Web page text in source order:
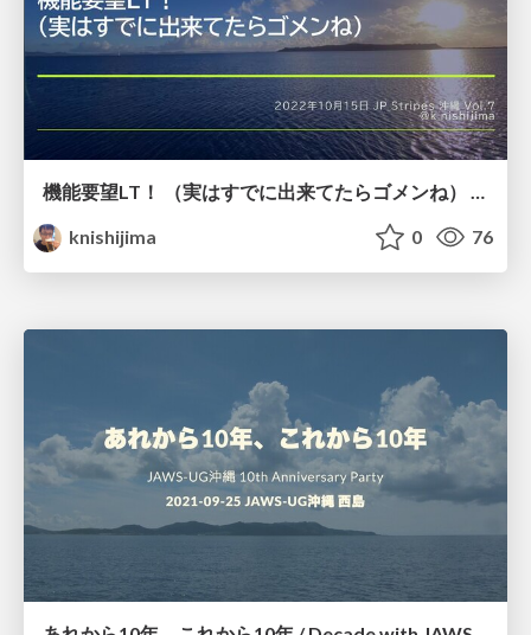
機能要望LT！ （実はすでに出来てたらゴメンね） / Feature request to Stripe - JP_Stripes OKA Vol.7
knishijima
0 76